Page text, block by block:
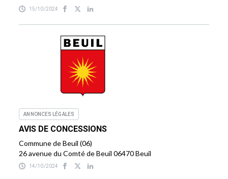
15/10/2024
ANNONCES LÉGALES
AVIS DE CONCESSIONS
Commune de Beuil (06)
26 avenue du Comté de Beuil 06470 Beuil
14/10/2024